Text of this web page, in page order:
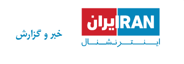
content خبر و گزارش